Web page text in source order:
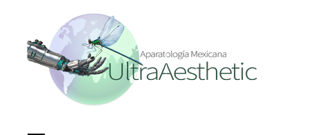
contenido